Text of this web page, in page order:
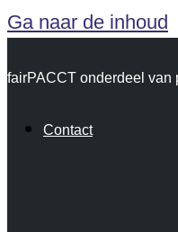
Ga naar de inhoud
fairPACCT onderdeel van
Contact